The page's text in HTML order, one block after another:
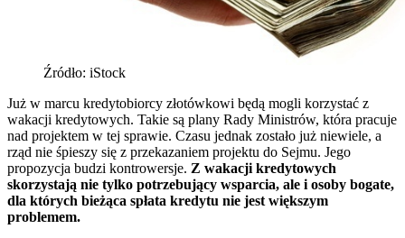
Źródło: iStock
Już w marcu kredytobiorcy złotówkowi będą mogli korzystać z
wakacji kredytowych. Takie są plany Rady Ministrów, która pracuje
nad projektem w tej sprawie. Czasu jednak zostało już niewiele, a
rząd nie śpieszy się z przekazaniem projektu do Sejmu. Jego
propozycja budzi kontrowersje. Z wakacji kredytowych
skorzystają nie tylko potrzebujący wsparcia, ale i osoby bogate,
dla których bieżąca spłata kredytu nie jest większym
problemem.